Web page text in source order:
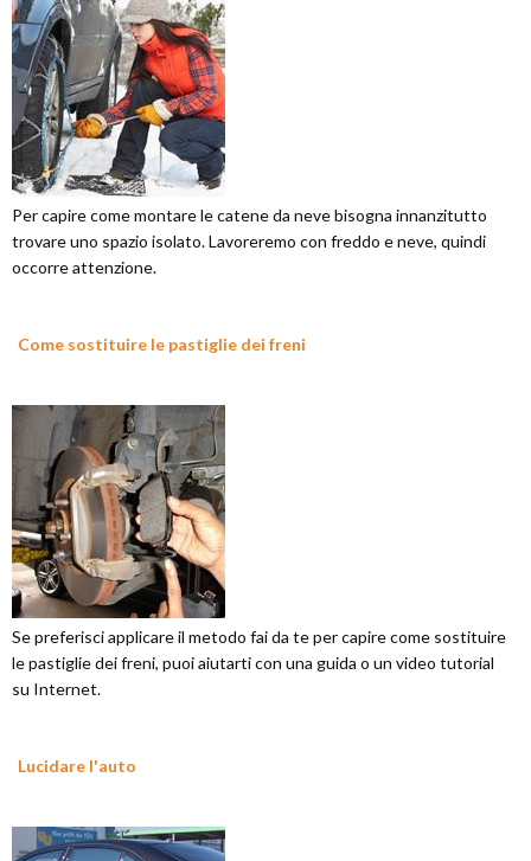
Per capire come montare le catene da neve bisogna innanzitutto
trovare uno spazio isolato. Lavoreremo con freddo e neve, quindi
occorre attenzione.
Come sostituire le pastiglie dei freni
Se preferisci applicare il metodo fai da te per capire come sostituire
le pastiglie dei freni, puoi aiutarti con una guida o un video tutorial
su Internet.
Lucidare l'auto